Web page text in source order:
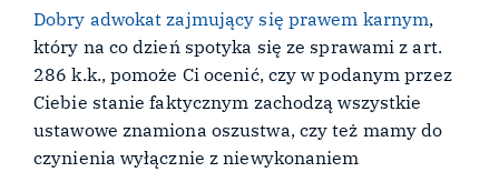
Dobry adwokat zajmujący się prawem karnym,
który na co dzień spotyka się ze sprawami z art.
286 k.k., pomoże Ci ocenić, czy w podanym przez
Ciebie stanie faktycznym zachodzą wszystkie
ustawowe znamiona oszustwa, czy też mamy do
czynienia wyłącznie z niewykonaniem